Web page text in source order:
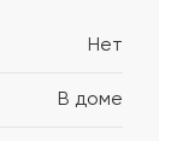
Нет
В доме